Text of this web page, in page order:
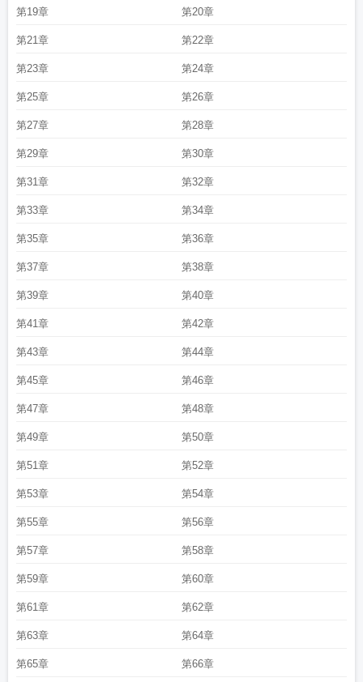
第19章 第20章
第21章 第22章
第23章 第24章
第25章 第26章
第27章 第28章
第29章 第30章
第31章 第32章
第33章 第34章
第35章 第36章
第37章 第38章
第39章 第40章
第41章 第42章
第43章 第44章
第45章 第46章
第47章 第48章
第49章 第50章
第51章 第52章
第53章 第54章
第55章 第56章
第57章 第58章
第59章 第60章
第61章 第62章
第63章 第64章
第65章 第66章